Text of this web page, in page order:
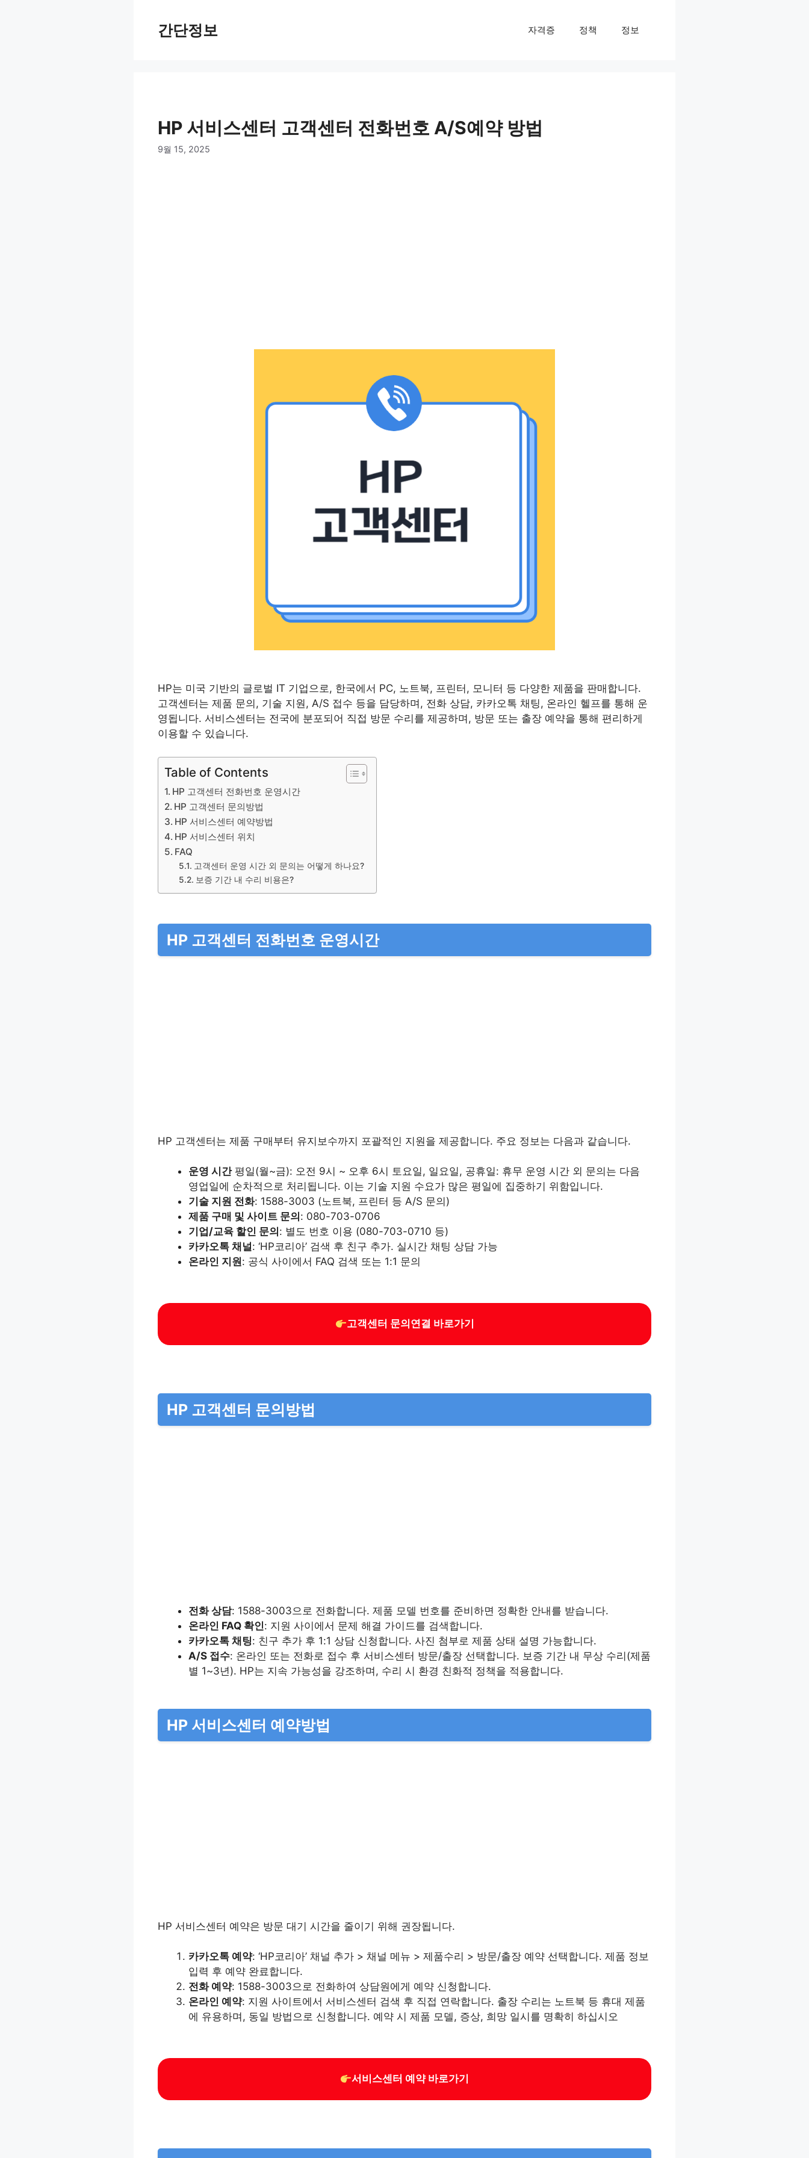
간단정보 자격증 정책 정보
HP 서비스센터 고객센터 전화번호 A/S예약 방법
9월 15, 2025
HP는 미국 기반의 글로벌 IT 기업으로, 한국에서 PC, 노트북, 프린터, 모니터 등 다양한 제품을 판매합니다.
고객센터는 제품 문의, 기술 지원, A/S 접수 등을 담당하며, 전화 상담, 카카오톡 채팅, 온라인 헬프를 통해 운
영됩니다. 서비스센터는 전국에 분포되어 직접 방문 수리를 제공하며, 방문 또는 출장 예약을 통해 편리하게
이용할 수 있습니다.
Table of Contents
HP 고객센터 전화번호 운영시간
HP 고객센터 문의방법
HP 서비스센터 예약방법
HP 서비스센터 위치
FAQ
고객센터 운영 시간 외 문의는 어떻게 하나요?
보증 기간 내 수리 비용은?
HP 고객센터 전화번호 운영시간
HP 고객센터는 제품 구매부터 유지보수까지 포괄적인 지원을 제공합니다. 주요 정보는 다음과 같습니다.
운영 시간평일(월~금): 오전 9시 ~ 오후 6시 토요일, 일요일, 공휴일: 휴무 운영 시간 외 문의는 다음
영업일에 순차적으로 처리됩니다. 이는 기술 지원 수요가 많은 평일에 집중하기 위함입니다.
기술 지원 전화: 1588-3003 (노트북, 프린터 등 A/S 문의)
제품 구매 및 사이트 문의 : 080-703-0706
기업/교육 할인 문의 : 별도 번호 이용 (080-703-0710 등)
카카오톡 채널: ‘HP코리아’ 검색 후 친구 추가. 실시간 채팅 상담 가능
온라인 지원: 공식 사이에서 FAQ 검색 또는 1:1 문의
고객센터 문의연결 바로가기
HP 고객센터 문의방법
전화 상담: 1588-3003으로 전화합니다. 제품 모델 번호를 준비하면 정확한 안내를 받습니다.
온라인 FAQ 확인: 지원 사이에서 문제 해결 가이드를 검색합니다.
카카오톡 채팅: 친구 추가 후 1:1 상담 신청합니다. 사진 첨부로 제품 상태 설명 가능합니다.
A/S 접수: 온라인 또는 전화로 접수 후 서비스센터 방문/출장 선택합니다. 보증 기간 내 무상 수리(제품
별 1~3년). HP는 지속 가능성을 강조하며, 수리 시 환경 친화적 정책을 적용합니다.
HP 서비스센터 예약방법
HP 서비스센터 예약은 방문 대기 시간을 줄이기 위해 권장됩니다.
카카오톡 예약: ‘HP코리아’ 채널 추가 > 채널 메뉴 > 제품수리 > 방문/출장 예약 선택합니다. 제품 정보
입력 후 예약 완료합니다.
전화 예약: 1588-3003으로 전화하여 상담원에게 예약 신청합니다.
온라인 예약: 지원 사이트에서 서비스센터 검색 후 직접 연락합니다. 출장 수리는 노트북 등 휴대 제품
에 유용하며, 동일 방법으로 신청합니다. 예약 시 제품 모델, 증상, 희망 일시를 명확히 하십시오
서비스센터 예약 바로가기